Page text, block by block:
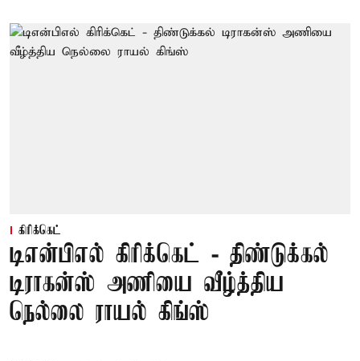
கிரிக்கெட்
டிஎன்பிஎல் கிரிக்கெட் - திண்டுக்கல்
டிராகன்ஸ் அணியை வீழ்த்திய
நெல்லை ராயல் கிங்ஸ்